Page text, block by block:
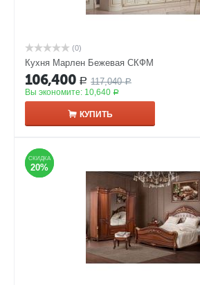
(0)
Кухня Марлен Бежевая СКФМ
106,400 Р 117,040 Р
Вы экономите: 10,640 Р
КУПИТЬ
СКИДКА
20%
СКИДКА
20%